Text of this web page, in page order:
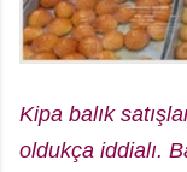
Kipa balık
oldukça iddialı.